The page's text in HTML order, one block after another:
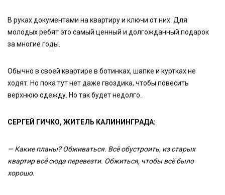
В руках документами на квартиру и ключи от них. Для
молодых ребят это самый ценный и долгожданный подарок
за многие годы.
Обычно в своей квартире в ботинках, шапке и куртках не
ходят. Но пока тут нет даже гвоздика, чтобы повесить
верхнюю одежду. Но так будет недолго.
СЕРГЕЙ ГИЧКО, ЖИТЕЛЬ КАЛИНИНГРАДА:
— Какие планы? Обживаться. Всё обустроить, из старых
квартир всё сюда перевезти. Обжиться, чтобы всё было
хорошо.